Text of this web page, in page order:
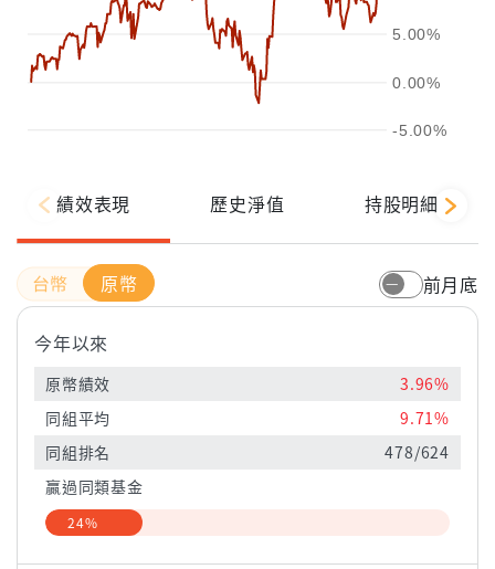
-5.00%
0.00%
5.00%
試算
績效表現 歷史淨值 持股明細
原幣 前月底
今年以來
原幣績效
3.96%
同組平均
9.71%
同組排名
478/624
贏過同類基金
24%